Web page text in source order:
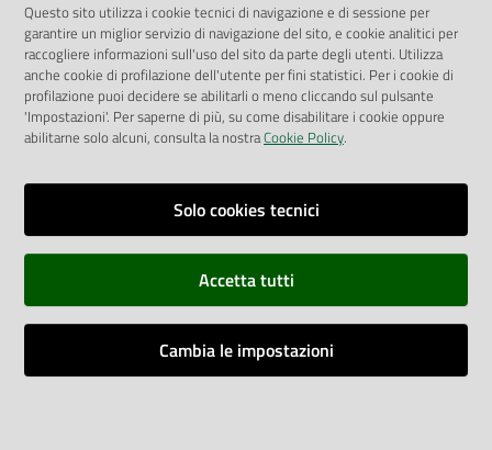
Privacy Policy
Attuazione Misure PNRR
Liste di Attesa
ENTI, IMPRESE E PARTNER
Fatturazione Elettronica
Richiesta Patrocinio
Dichiarazione di Accessibilità
Dati di Monitoraggio
Questo sito utilizza i cookie tecnici di navigazione e di sessione per
garantire un miglior servizio di navigazione del sito, e cookie analitici per
raccogliere informazioni sull'uso del sito da parte degli utenti. Utilizza
anche cookie di profilazione dell'utente per fini statistici. Per i cookie di
profilazione puoi decidere se abilitarli o meno cliccando sul pulsante
'Impostazioni'. Per saperne di più, su come disabilitare i cookie oppure
abilitarne solo alcuni, consulta la nostraCookie Policy.
Solo cookies tecnici
Accetta tutti
Cambia le impostazioni